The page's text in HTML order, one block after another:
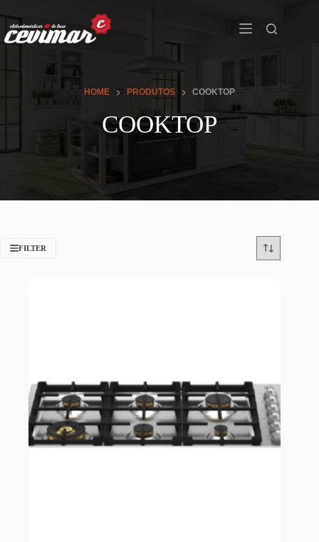
HOME PRODUTOS COOKTOP
COOKTOP
FILTER